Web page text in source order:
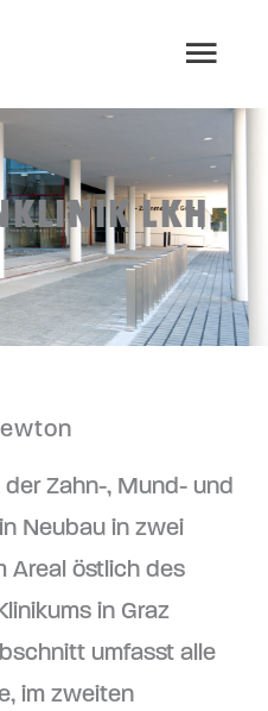
LKH
Zahn-, Mund- und
Neubau in zwei
Areal östlich des
in Graz
umfasst alle
im zweiten